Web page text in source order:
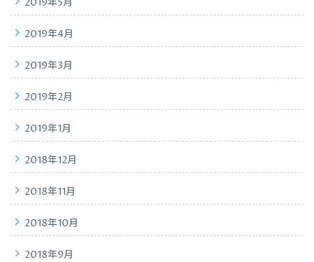
2019年4月
2019年3月
2019年2月
2019年1月
2018年12月
2018年11月
2018年10月
2018年9月